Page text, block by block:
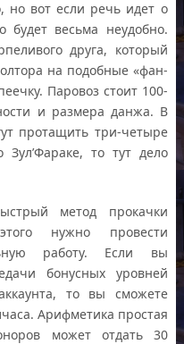
но вот если речь идет о
весьма неудобно.
друга, который
на подобные «фан-
Паровоз стоит 100-
и размера данжа. В
протащить три-четыре
то тут дело
метод прокачки
нужно провести
работу. Если вы
бонусных уровней
то вы сможете
Арифметика простая
может отдать 30